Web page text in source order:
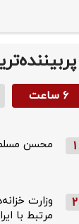
۶ ساعت
1 محسن
2
وزارت
مرتبط با